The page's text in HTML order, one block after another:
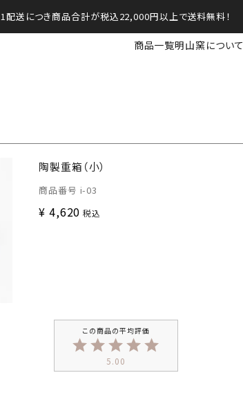
1配送につき商品合計が税込22,000円以上で送料無料！
商品一覧明山窯について
陶製重箱（小）
商品番号 i-03
¥ 4,620 税込
5.00